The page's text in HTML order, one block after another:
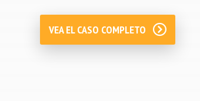
VEA EL CASO COMPLETO